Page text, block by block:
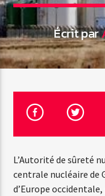
En ce moment
Titre
Artiste
07:00
Écrit par
L’Autorité de sûreté
centrale nucléaire de
d’Europe